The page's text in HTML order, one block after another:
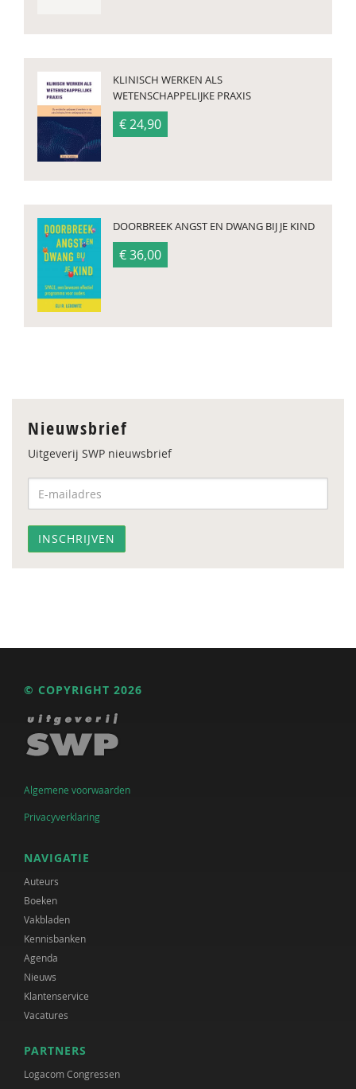
KLINISCH WERKEN ALS
WETENSCHAPPELIJKE PRAXIS
€ 24,90
DOORBREEK ANGST EN DWANG BIJ JE KIND
€ 36,00
Nieuwsbrief
Uitgeverij SWP nieuwsbrief
© COPYRIGHT 2026
Algemene voorwaarden
Privacyverklaring
NAVIGATIE
Auteurs
Boeken
Vakbladen
Kennisbanken
Agenda
Nieuws
Klantenservice
Vacatures
PARTNERS
Logacom Congressen